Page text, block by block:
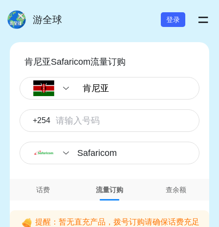
游全球 登录 =
肯尼亚Safaricom流量订购
+254
Safaricom
话费 流量订购 查余额
提醒：暂无直充产品，拨号订购请确保话费充足